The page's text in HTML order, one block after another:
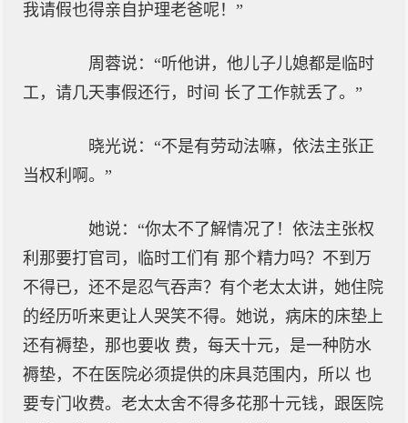
我请假也得亲自护理老爸呢！”
周蓉说：“听他讲，他儿子儿媳都是临时
工，请几天事假还行，时间 长了工作就丢了。”
晓光说：“不是有劳动法嘛，依法主张正
当权利啊。”
她说：“你太不了解情况了！依法主张权
利那要打官司，临时工们有 那个精力吗？不到万
不得已，还不是忍气吞声？有个老太太讲，她住院
的经历听来更让人哭笑不得。她说，病床的床垫上
还有褥垫，那也要收 费，每天十元，是一种防水
褥垫，不在医院必须提供的床具范围内，所以 也
要专门收费。老太太舍不得多花那十元钱，跟医院